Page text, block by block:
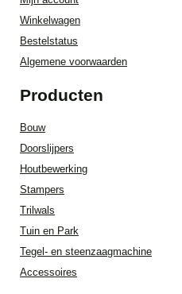
Winkelwagen
Bestelstatus
Algemene voorwaarden
Producten
Bouw
Doorslijpers
Houtbewerking
Stampers
Trilwals
Tuin en Park
Tegel- en steenzaagmachine
Accessoires